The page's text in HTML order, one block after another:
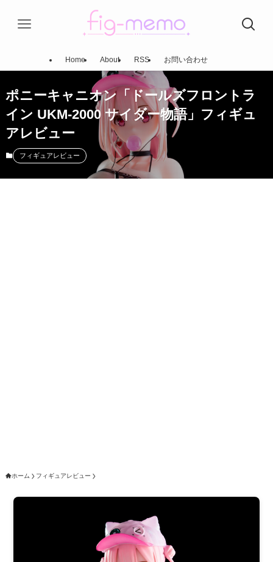
Home About RSS お問い合わせ
ポニーキャニオン「ドールズフロントラ
イン UKM-2000 サイダー物語」フィギュ
アレビュー
フィギュアレビュー
ホーム フィギュアレビュー